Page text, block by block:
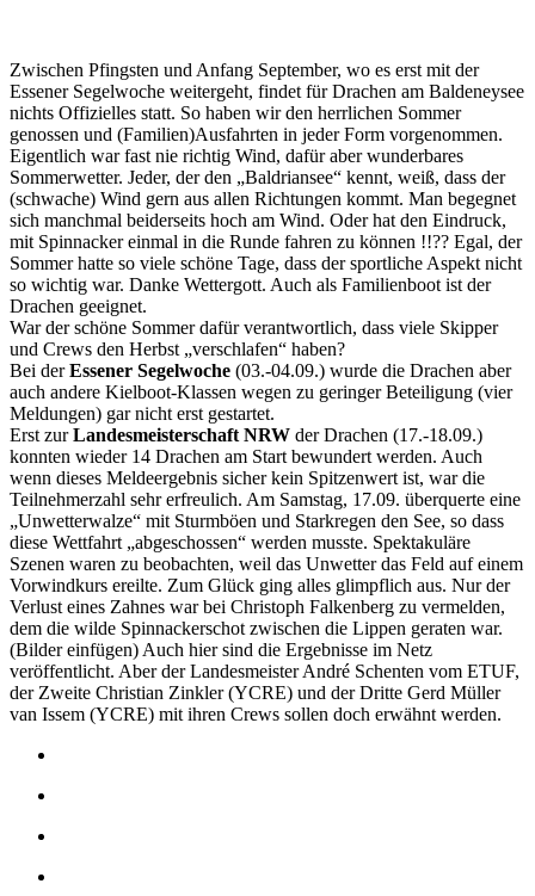
Zwischen Pfingsten und Anfang September, wo es erst mit der
Essener Segelwoche weitergeht, findet für Drachen am Baldeneysee
nichts Offizielles statt. So haben wir den herrlichen Sommer
genossen und (Familien)Ausfahrten in jeder Form vorgenommen.
Eigentlich war fast nie richtig Wind, dafür aber wunderbares
Sommerwetter. Jeder, der den „Baldriansee“ kennt, weiß, dass der
(schwache) Wind gern aus allen Richtungen kommt. Man begegnet
sich manchmal beiderseits hoch am Wind. Oder hat den Eindruck,
mit Spinnacker einmal in die Runde fahren zu können !!?? Egal, der
Sommer hatte so viele schöne Tage, dass der sportliche Aspekt nicht
so wichtig war. Danke Wettergott. Auch als Familienboot ist der
Drachen geeignet.
War der schöne Sommer dafür verantwortlich, dass viele Skipper
und Crews den Herbst „verschlafen“ haben?
Bei derEssener Segelwoche (03.-04.09.) wurde die Drachen aber
auch andere Kielboot-Klassen wegen zu geringer Beteiligung (vier
Meldungen) gar nicht erst gestartet.
Erst zurLandesmeisterschaft NRW der Drachen (17.-18.09.)
konnten wieder 14 Drachen am Start bewundert werden. Auch
wenn dieses Meldeergebnis sicher kein Spitzenwert ist, war die
Teilnehmerzahl sehr erfreulich. Am Samstag, 17.09. überquerte eine
„Unwetterwalze“ mit Sturmböen und Starkregen den See, so dass
diese Wettfahrt „abgeschossen“ werden musste. Spektakuläre
Szenen waren zu beobachten, weil das Unwetter das Feld auf einem
Vorwindkurs ereilte. Zum Glück ging alles glimpflich aus. Nur der
Verlust eines Zahnes war bei Christoph Falkenberg zu vermelden,
dem die wilde Spinnackerschot zwischen die Lippen geraten war.
(Bilder einfügen) Auch hier sind die Ergebnisse im Netz
veröffentlicht. Aber der Landesmeister André Schenten vom ETUF,
der Zweite Christian Zinkler (YCRE) und der Dritte Gerd Müller
van Issem (YCRE) mit ihren Crews sollen doch erwähnt werden.